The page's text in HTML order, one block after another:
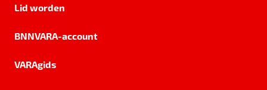
Lid worden
BNNVARA-account
VARAgids